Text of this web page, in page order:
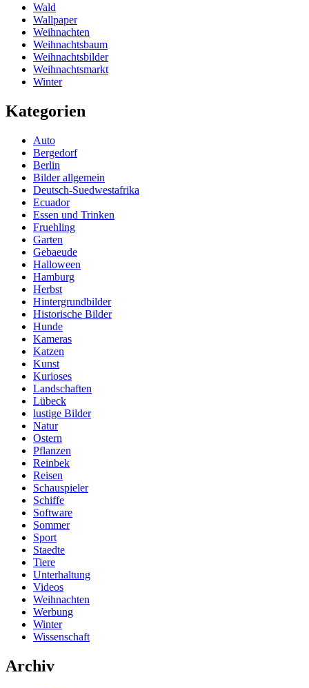
Wald
Wallpaper
Weihnachten
Weihnachtsbaum
Weihnachtsbilder
Weihnachtsmarkt
Winter
Kategorien
Auto
Bergedorf
Berlin
Bilder allgemein
Deutsch-Suedwestafrika
Ecuador
Essen und Trinken
Fruehling
Garten
Gebaeude
Halloween
Hamburg
Herbst
Hintergrundbilder
Historische Bilder
Hunde
Kameras
Katzen
Kunst
Kurioses
Landschaften
Lübeck
lustige Bilder
Natur
Ostern
Pflanzen
Reinbek
Reisen
Schauspieler
Schiffe
Software
Sommer
Sport
Staedte
Tiere
Unterhaltung
Videos
Weihnachten
Werbung
Winter
Wissenschaft
Archiv